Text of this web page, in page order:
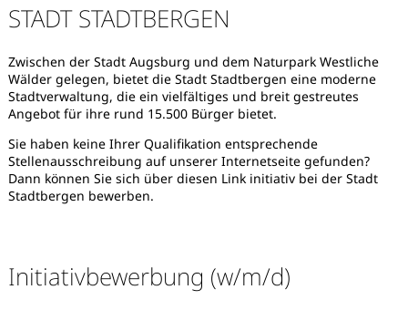
STADT STADTBERGEN
Zwischen der Stadt Augsburg und dem Naturpark Westliche
Wälder gelegen, bietet die Stadt Stadtbergen eine moderne
Stadtverwaltung, die ein vielfältiges und breit gestreutes
Angebot für ihre rund 15.500 Bürger bietet.
Sie haben keine Ihrer Qualifikation entsprechende
Stellenausschreibung auf unserer Internetseite gefunden?
Dann können Sie sich über diesen Link initiativ bei der Stadt
Stadtbergen bewerben.
Initiativbewerbung (w/m/d)
Karte anzeigen